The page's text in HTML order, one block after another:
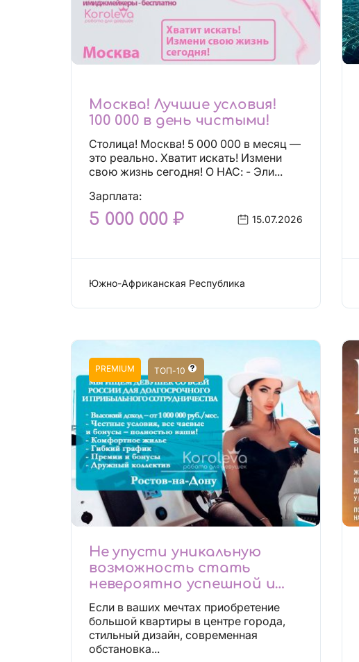
Москва! Лучшие условия!
100 000 в день чистыми!
Столица! Москва! 5 000 000 в месяц —
это реально. Хватит искать! Измени
свою жизнь сегодня! О НАС: - Эли...
Зарплата:
5 000 000 ₽ 15.07.2026
Южно-Африканская Республика
PREMIUM ТОП-10
Не упусти уникальную
возможность стать
невероятно успешной и
независимой!
Если в ваших мечтах приобретение
большой квартиры в центре города,
стильный дизайн, современная
обстановка...